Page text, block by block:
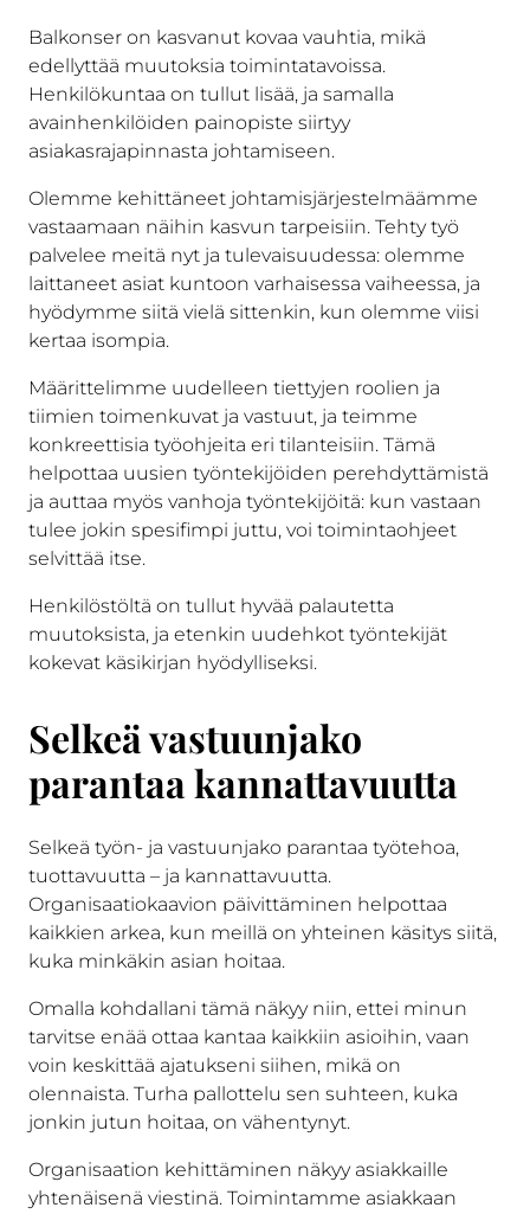
Balkonser on kasvanut kovaa vauhtia, mikä
edellyttää muutoksia toimintatavoissa.
Henkilökuntaa on tullut lisää, ja samalla
avainhenkilöiden painopiste siirtyy
asiakasrajapinnasta johtamiseen.
Olemme kehittäneet johtamisjärjestelmäämme
vastaamaan näihin kasvun tarpeisiin. Tehty työ
palvelee meitä nyt ja tulevaisuudessa: olemme
laittaneet asiat kuntoon varhaisessa vaiheessa, ja
hyödymme siitä vielä sittenkin, kun olemme viisi
kertaa isompia.
Määrittelimme uudelleen tiettyjen roolien ja
tiimien toimenkuvat ja vastuut, ja teimme
konkreettisia työohjeita eri tilanteisiin. Tämä
helpottaa uusien työntekijöiden perehdyttämistä
ja auttaa myös vanhoja työntekijöitä: kun vastaan
tulee jokin spesifimpi juttu, voi toimintaohjeet
selvittää itse.
Henkilöstöltä on tullut hyvää palautetta
muutoksista, ja etenkin uudehkot työntekijät
kokevat käsikirjan hyödylliseksi.
Selkeä vastuunjako
parantaa kannattavuutta
Selkeä työn- ja vastuunjako parantaa työtehoa,
tuottavuutta – ja kannattavuutta.
Organisaatiokaavion päivittäminen helpottaa
kaikkien arkea, kun meillä on yhteinen käsitys siitä,
kuka minkäkin asian hoitaa.
Omalla kohdallani tämä näkyy niin, ettei minun
tarvitse enää ottaa kantaa kaikkiin asioihin, vaan
voin keskittää ajatukseni siihen, mikä on
olennaista. Turha pallottelu sen suhteen, kuka
jonkin jutun hoitaa, on vähentynyt.
Organisaation kehittäminen näkyy asiakkaille
yhtenäisenä viestinä. Toimintamme asiakkaan